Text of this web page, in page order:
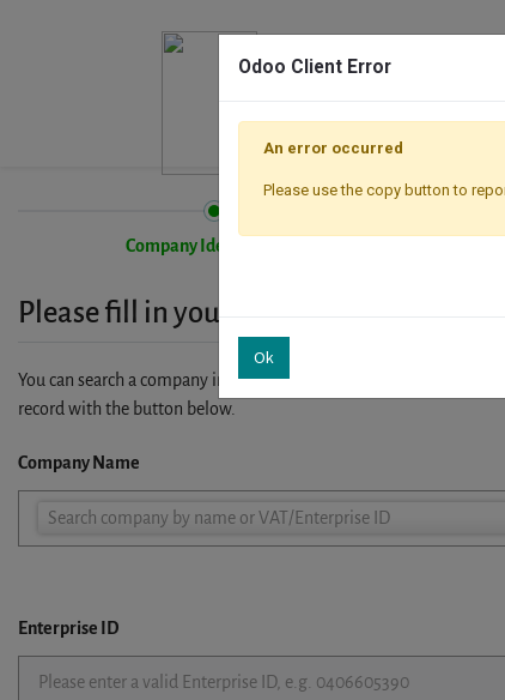
Company Identification
Please fill in your company details
You can search a company in our database by name, VAT or
record with the button below.
Company Name
Search company by name or VAT/Enterprise ID
Company
Enterprise ID
Odoo Client Error
An error occurred
Please use the copy button to
Ok